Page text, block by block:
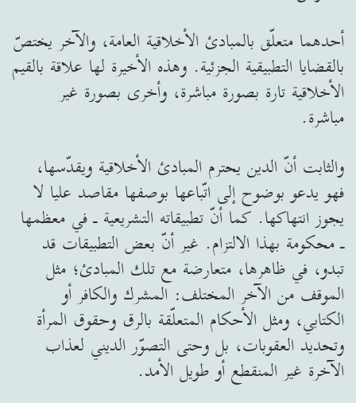
أحدهما متعلّق بالمبادئ الأخلاقية العامة، والآخر يختصّ
بالقضايا التطبيقية الجزئية. وهذه الأخيرة لها علاقة بالقيم
الأخلاقية تارة بصورة مباشرة، وأخرى بصورة غير
مباشرة.
والثابت أنّ الدين يحترم المبادئ الأخلاقية ويقدّسها،
فهو يدعو بوضوح إلى اتّباعها بوصفها مقاصد عليا لا
يجوز انتهاكها. كما أنّ تطبيقاته التشريعية ـ في معظمها
ـ محكومة بهذا الالتزام. غير أنّ بعض التطبيقات قد
تبدو، في ظاهرها، متعارضة مع تلك المبادئ؛ مثل
الموقف من الآخر المختلف: المشرك والكافر أو
الكتابي، ومثل الأحكام المتعلّقة بالرق وحقوق المرأة
وتحديد العقوبات، بل وحتى التصوّر الديني لعذاب
الآخرة غير المنقطع أو طويل الأمد.